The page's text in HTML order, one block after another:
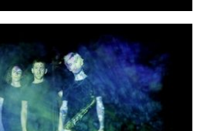
IN
NIEUW
VENSTER